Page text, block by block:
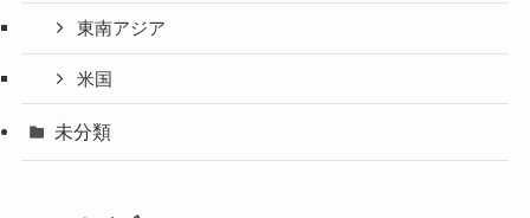
東南アジア
米国
未分類